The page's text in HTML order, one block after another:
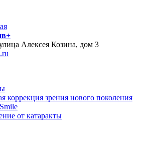
Алексея Козина, дом 3
коррекция зрения нового поколения
от катаракты